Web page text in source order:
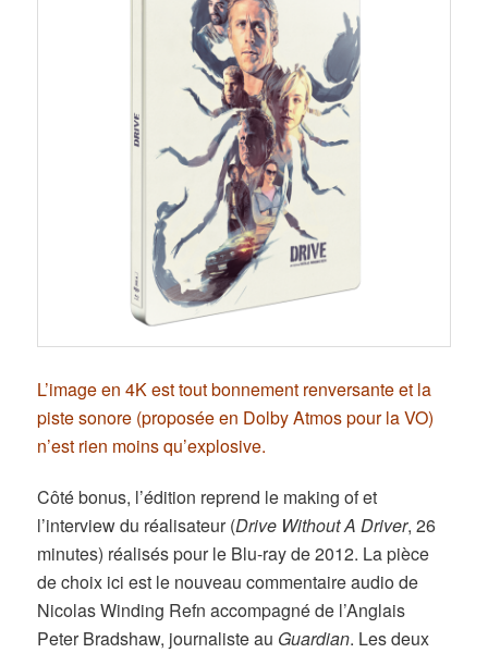
L’image en 4K est tout bonnement renversante et la
piste sonore (proposée en Dolby Atmos pour la VO)
n’est rien moins qu’explosive.
Côté bonus, l’édition reprend le making of et
l’interview du réalisateur (Drive Without A Driver, 26
minutes) réalisés pour le Blu-ray de2012. La pièce
de choix ici est le nouveau commentaire audio de
Nicolas Winding Refn accompagné de l’Anglais
Peter Bradshaw, journaliste au Guardian. Les deux